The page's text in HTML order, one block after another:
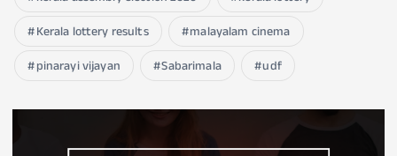
Kerala lottery results
malayalam cinema
pinarayi vijayan
Sabarimala udf